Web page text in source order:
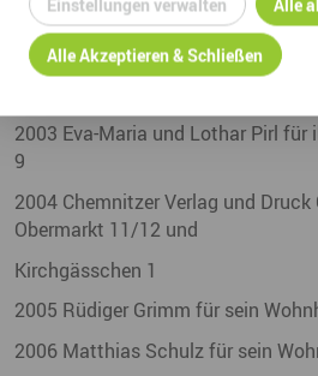
2001 Petra Bergmann Welp für ihr
Wasserturmstraße 34
2003 Eva-Maria und Lothar Pirl für
9
2004 Chemnitzer Verlag und Druck
Obermarkt 11/12 und
Kirchgässchen 1
2005 Rüdiger Grimm für sein
2006 Matthias Schulz für sein
Alle Akzeptieren & Schließen